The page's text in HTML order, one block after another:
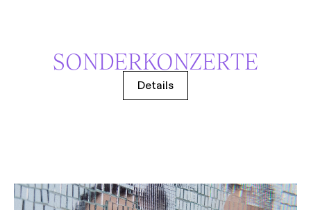
SONDERKONZERTE
Details